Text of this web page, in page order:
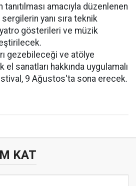
amacıyla düzenlenen
yanı sıra teknik
gösterileri ve müzik
gezebileceği ve atölye
el sanatları hakkında uygulamalı
9 Ağustos'ta sona erecek.
KAT